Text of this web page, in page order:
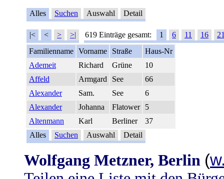
Alles Suchen Auswahl Detail
|< < > >| 619 Einträge gesamt: 1 6 11 16
Familienname Vorname Straße
Haus-Nr
Ademeit
Richard Grüne
10
Affeld
Armgard See
66
Alexander
Sam. See
6
Alexander
Johanna Flatower
5
Altenmann
Karl Berliner
37
Alles
Suchen Auswahl Detail
Wolfgang Metzner, Berlin (